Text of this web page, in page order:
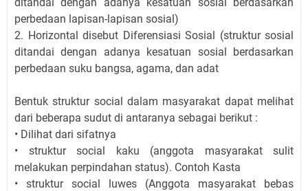
perbedaan lapisan-lapisan sosial)
2. Horizontal disebut Diferensiasi Sosial (struktur sosial
ditandai dengan adanya kesatuan sosial berdasarkan
perbedaan suku bangsa, agama, dan adat
Bentuk struktur social dalam masyarakat dapat melihat
dari beberapa sudut di antaranya sebagai berikut :
• Dilihat dari sifatnya
• struktur social kaku (anggota masyarakat sulit
melakukan perpindahan status). Contoh Kasta
• struktur social luwes (Anggota masyarakat bebas